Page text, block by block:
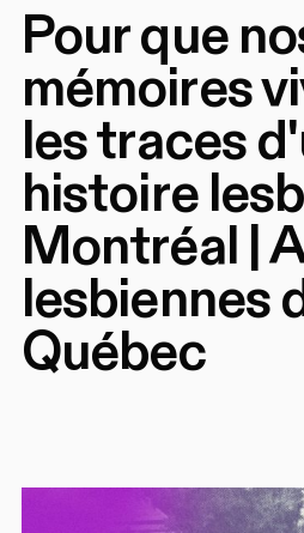
Pour que
mémoires
les traces
histoire
Montréal |
lesbiennes
Québec